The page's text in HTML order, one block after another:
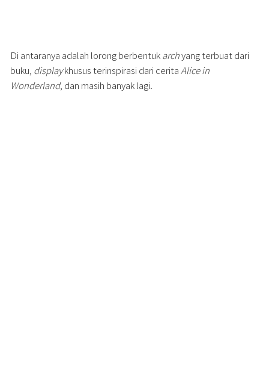
Di antaranya adalah lorong berbentukarchyang terbuat dari
buku, displaykhusus terinspirasi dari cerita Alice in
Wonderland, dan masih banyak lagi.